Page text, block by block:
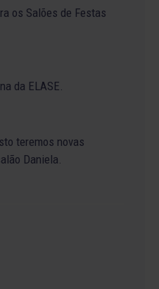
os Salões de Festas
da ELASE.
teremos novas
Daniela.